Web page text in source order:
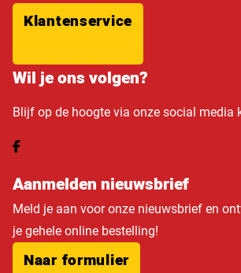
Klantenservice
Wil je ons volgen?
Blijf op de hoogte via onze social media
Aanmelden nieuwsbrief
Meld je aan voor onze nieuwsbrief en
je gehele online bestelling!
Naar formulier